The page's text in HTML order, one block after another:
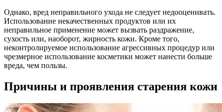
Однако, вред неправильного ухода не следует недооценивать.
Использование некачественных продуктов или их
неправильное применение может вызвать раздражение,
сухость или, наоборот, жирность кожи. Кроме того,
неконтролируемое использование агрессивных процедур или
чрезмерное использование косметики может нанести больше
вреда, чем пользы.
Причины и проявления старения кожи